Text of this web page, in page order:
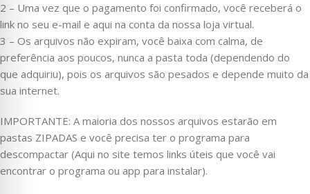
2 – Uma vez que o pagamento foi confirmado, você receberá o
link no seu e-mail e aqui na conta da nossa loja virtual.
3 – Os arquivos não expiram, você baixa com calma, de
preferência aos poucos, nunca a pasta toda (dependendo do
que adquiriu), pois os arquivos são pesados e depende muito da
sua internet.
IMPORTANTE: A maioria dos nossos arquivos estarão em
pastas ZIPADAS e você precisa ter o programa para
descompactar (Aqui no site temos links úteis que você vai
encontrar o programa ou app para instalar).